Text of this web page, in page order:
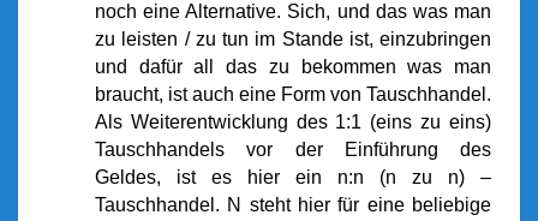
noch eine Alternative. Sich, und das was man
zu leisten / zu tun im Stande ist, einzubringen
und dafür all das zu bekommen was man
braucht, ist auch eine Form von Tauschhandel.
Als Weiterentwicklung des 1:1 (eins zu eins)
Tauschhandels vor der Einführung des
Geldes, ist es hier ein n:n (n zu n) –
Tauschhandel. N steht hier für eine beliebige